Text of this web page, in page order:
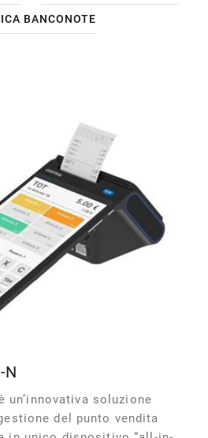
BANCONOTE
N
un’innovativa soluzione
del punto vendita